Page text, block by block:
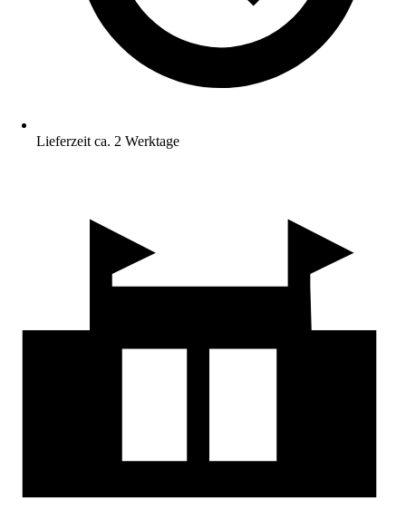
Lieferzeit ca. 2 Werktage